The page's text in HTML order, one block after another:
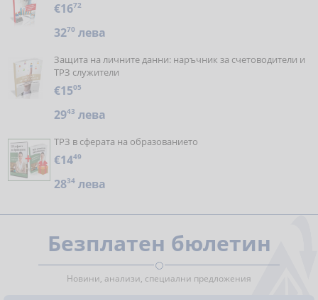
€1672
3270 лева
Защита на личните данни: наръчник за счетоводители и
ТРЗ служители
€1505
2943 лева
ТРЗ в сферата на образованието
€1449
2834 лева
Безплатен бюлетин
Новини, анализи, специални предложения